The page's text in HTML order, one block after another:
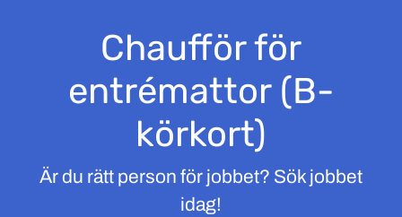
Chaufför för
entrémattor (B-
körkort)
Är du rätt person för jobbet? Sök jobbet
idag!